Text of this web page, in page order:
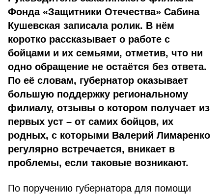
Фонда «Защитники Отечества» Сабина
Кушевская записала ролик. В нём
коротко рассказывает о работе с
бойцами и их семьями, отметив, что ни
одно обращение не остаётся без ответа.
По её словам, губернатор оказывает
большую поддержку региональному
филиалу, отзывы о котором получает из
первых уст – от самих бойцов, их
родных, с которыми Валерий Лимаренко
регулярно встречается, вникает в
проблемы, если таковые возникают.
По поручению губернатора для помощи